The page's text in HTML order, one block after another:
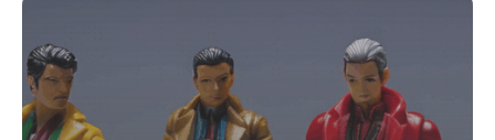
4 juillet 2025